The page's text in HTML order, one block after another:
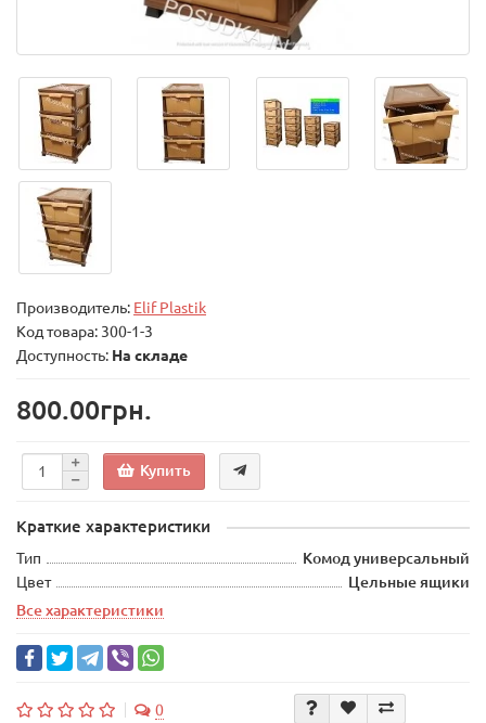
Производитель: Elif Plastik
Код товара: 300-1-3
Доступность: На складе
800.00грн.
Купить
Краткие характеристики
Тип
Комод универсальный
Цвет
Цельные ящики
Все характеристики
0